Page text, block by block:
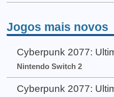
Jogos mais novos
Cyberpunk 2077:
Nintendo Switch 2
Cyberpunk 2077: